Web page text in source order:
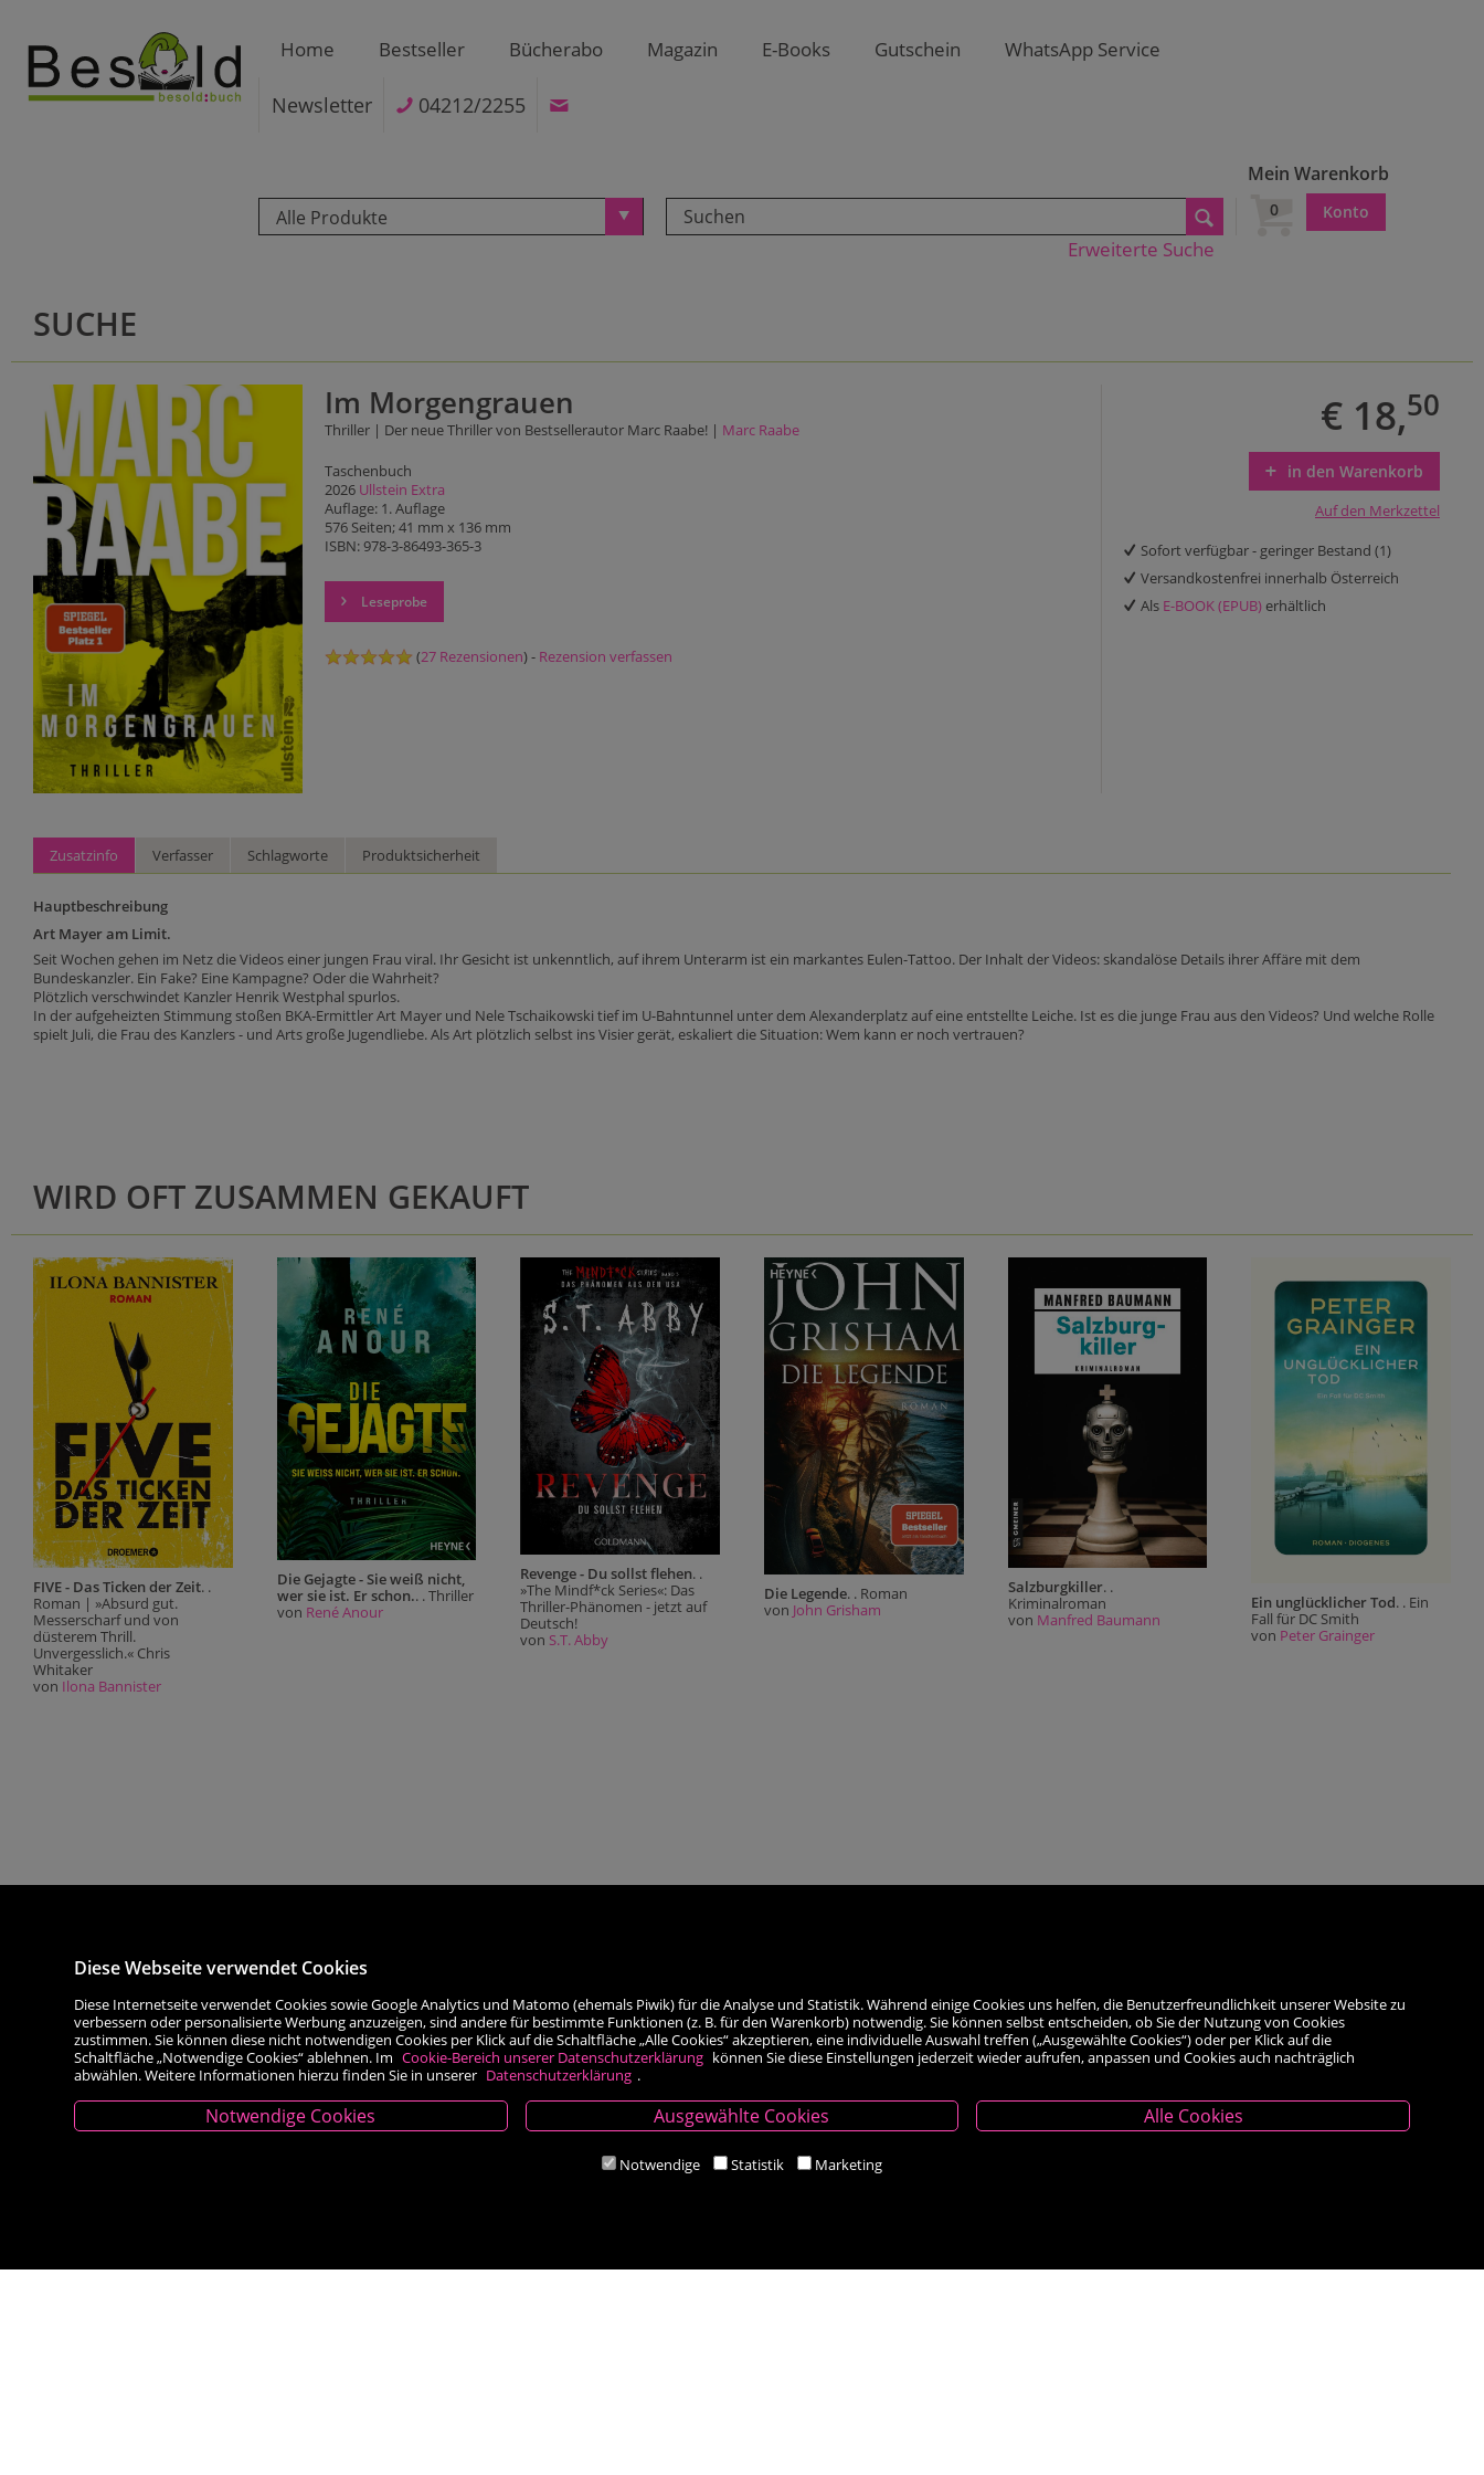
Home Bestseller Bücherabo Magazin E-Books Gutschein WhatsApp Service
Newsletter 04212/2255
Alle Produkte
Mein Warenkorb
0 Konto
Erweiterte Suche
SUCHE
Im Morgengrauen
Thriller | Der neue Thriller von Bestsellerautor Marc Raabe! | Marc Raabe
Taschenbuch
2026 Ullstein Extra
Auflage: 1. Auflage
576 Seiten; 41 mm x 136 mm
ISBN: 978-3-86493-365-3
Leseprobe
(27 Rezensionen) - Rezension verfassen
€ 18,50
in den Warenkorb
Auf den Merkzettel
Sofort verfügbar - geringer Bestand (1)
Versandkostenfrei innerhalb Österreich
Als E-BOOK (EPUB) erhältlich
Zusatzinfo Verfasser Schlagworte Produktsicherheit
Hauptbeschreibung
Art Mayer am Limit.
Seit Wochen gehen im Netz die Videos einer jungen Frau viral. Ihr Gesicht ist unkenntlich, auf ihrem Unterarm ist ein markantes Eulen-Tattoo. Der Inhalt der Videos: skandalöse Details ihrer Affäre mit dem
Bundeskanzler. Ein Fake? Eine Kampagne? Oder die Wahrheit?
Plötzlich verschwindet Kanzler Henrik Westphal spurlos.
In der aufgeheizten Stimmung stoßen BKA-Ermittler Art Mayer und Nele Tschaikowski tief im U-Bahntunnel unter dem Alexanderplatz auf eine entstellte Leiche. Ist es die junge Frau aus den Videos? Und welche Rolle
spielt Juli, die Frau des Kanzlers - und Arts große Jugendliebe. Als Art plötzlich selbst ins Visier gerät, eskaliert die Situation: Wem kann er noch vertrauen?
WIRD OFT ZUSAMMEN GEKAUFT
FIVE - Das Ticken der Zeit. .
Roman | »Absurd gut.
Messerscharf und von
düsterem Thrill.
Unvergesslich.« Chris
Whitaker
von Ilona Bannister
Die Gejagte - Sie weiß nicht,
wer sie ist. Er schon.. . Thriller
von René Anour
Revenge - Du sollst flehen. .
»The Mindf*ck Series«: Das
Thriller-Phänomen - jetzt auf
Deutsch!
von S.T. Abby
Die Legende. . Roman
von John Grisham
Salzburgkiller. .
Kriminalroman
von Manfred Baumann
Ein unglücklicher Tod. . Ein
Fall für DC Smith
von Peter Grainger
Zahlungsarten
Diese Webseite verwendet Cookies
Diese Internetseite verwendet Cookies sowie Google Analytics und Matomo (ehemals Piwik) für die Analyse und Statistik. Während einige Cookies uns helfen, die Benutzerfreundlichkeit unserer Website zu
verbessern oder personalisierte Werbung anzuzeigen, sind andere für bestimmte Funktionen (z. B. für den Warenkorb) notwendig. Sie können selbst entscheiden, ob Sie der Nutzung von Cookies
zustimmen. Sie können diese nicht notwendigen Cookies per Klick auf die Schaltfläche „Alle Cookies“ akzeptieren, eine individuelle Auswahl treffen („Ausgewählte Cookies“) oder per Klick auf die
Schaltfläche „Notwendige Cookies“ ablehnen. Im Cookie-Bereich unserer Datenschutzerklärung können Sie diese Einstellungen jederzeit wieder aufrufen, anpassen und Cookies auch nachträglich
abwählen. Weitere Informationen hierzu finden Sie in unserer Datenschutzerklärung .
Notwendige Cookies Ausgewählte Cookies Alle Cookies
Notwendige Statistik Marketing